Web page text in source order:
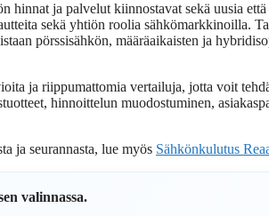
ja palvelut kiinnostavat sekä uusia
sekä yhtiön roolia sähkömarkkinoilla.
pörssisähkön, määräaikaisten ja
ja riippumattomia vertailuja, jotta voit
hinnoittelun muodostuminen,
ja seurannasta, lue myös Sähkönkulutus
valinnassa.